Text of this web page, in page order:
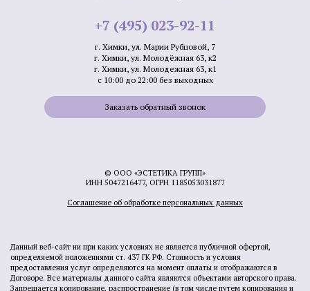
+7 (495) 023-92-11
г. Химки, ул. Марии Рубцовой, 7
г. Химки, ул. Молодёжная 63, к2
г. Химки, ул. Молодежная 63, к1
с 10:00 до 22:00 без выходных
Заказать обратный звонок
© ООО «ЭСТЕТИКА ГРУПП»
ИНН 5047216477, ОГРН 1185053031877
Соглашение об обработке персональных данных
Данный веб-сайт ни при каких условиях не является публичной офертой,
определяемой положениями ст. 437 ГК РФ. Стоимость и условия
предоставления услуг определяются на момент оплаты и отображаются в
Договоре. Все материалы данного сайта являются объектами авторского права.
Запрещается копирование, распространение (в том числе путем копирования и